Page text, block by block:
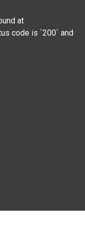
at
code is `200` and